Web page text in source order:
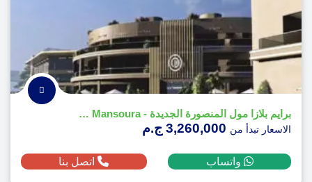
برايم بلازا مول المنصورة الجديدة - Prime Plaza Mall New Mansoura
الاسعار تبدأ من
واتساب اتصل بنا